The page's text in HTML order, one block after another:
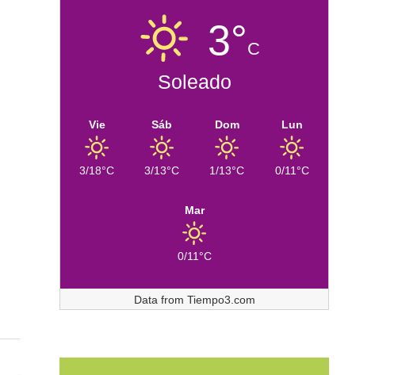
3°C
Soleado
Vie
3/18°C
Sáb
3/13°C
Dom
1/13°C
Lun
0/11°C
Mar
0/11°C
Data from Tiempo3.com